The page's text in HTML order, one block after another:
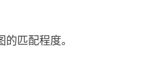
匹配程度。